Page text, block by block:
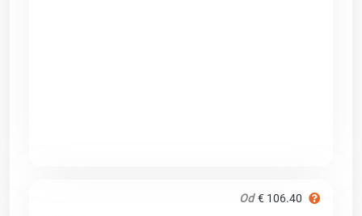
Od € 106.40